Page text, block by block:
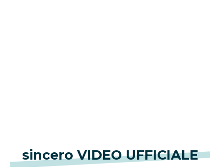
sincero VIDEO UFFICIALE